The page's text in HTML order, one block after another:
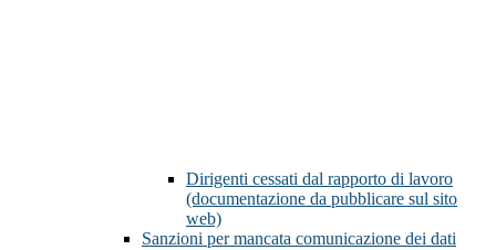
Dirigenti cessati dal rapporto di lavoro
(documentazione da pubblicare sul sito
web)
Sanzioni per mancata comunicazione dei dati